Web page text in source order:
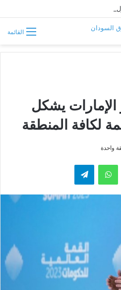
القائمة
يشكل
لكافة المنطقة
واحدة
واتساب تيلقرام